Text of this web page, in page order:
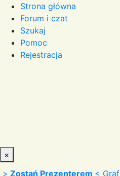
Strona główna
Forum i czat
Szukaj
Pomoc
Rejestracja
×
> Zostań Prezenterem <